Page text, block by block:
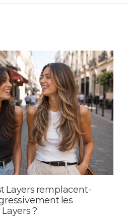
Layers remplacent-
les
?